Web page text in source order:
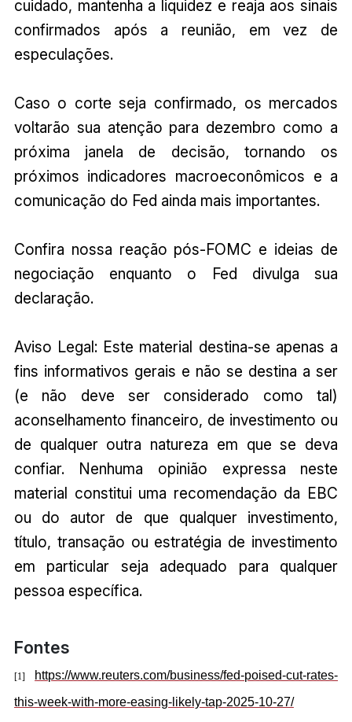
cuidado, mantenha a liquidez e reaja aos sinais
confirmados após a reunião, em vez de
especulações.
Caso o corte seja confirmado, os mercados
voltarão sua atenção para dezembro como a
próxima janela de decisão, tornando os
próximos indicadores macroeconômicos e a
comunicação do Fed ainda mais importantes.
Confira nossa reação pós-FOMC e ideias de
negociação enquanto o Fed divulga sua
declaração.
Aviso Legal: Este material destina-se apenas a
fins informativos gerais e não se destina a ser
(e não deve ser considerado como tal)
aconselhamento financeiro, de investimento ou
de qualquer outra natureza em que se deva
confiar. Nenhuma opinião expressa neste
material constitui uma recomendação da EBC
ou do autor de que qualquer investimento,
título, transação ou estratégia de investimento
em particular seja adequado para qualquer
pessoa específica.
Fontes
[1]
https://www.reuters.com/business/fed-poised-cut-rates-
this-week-with-more-easing-likely-tap-2025-10-27/